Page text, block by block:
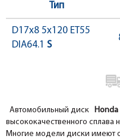
Тип
D17x8 5x120 ET55
DIA64.1 S
Автомобильный диск
высококачественного
Многие модели диски имеют